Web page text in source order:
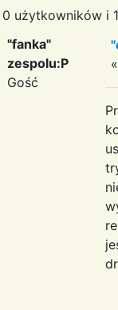
0 użytkowników i
"fanka"
zespolu:P
Gość
«